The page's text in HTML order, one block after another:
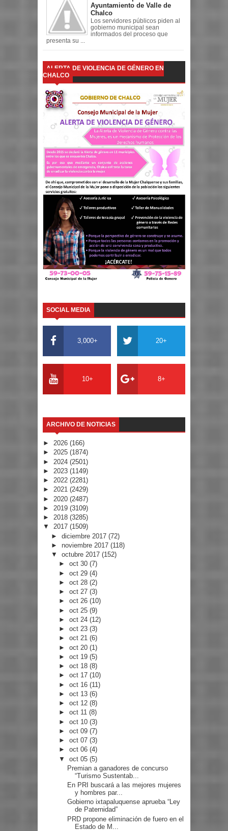
Ayuntamiento de Valle de
Chalco
Los servidores públicos piden al
gobierno municipal sean
informados del proceso que
presenta su ...
ALERTA DE VIOLENCIA DE GÉNERO EN
CHALCO
SOCIAL MEDIA
3,000+ 20+
10+ 8+
ARCHIVO DE NOTICIAS
► 2026 (166)
► 2025 (1874)
► 2024 (2501)
► 2023 (1149)
► 2022 (2281)
► 2021 (2429)
► 2020 (2487)
► 2019 (3109)
► 2018 (3285)
▼ 2017 (1509)
► diciembre 2017 (72)
► noviembre 2017 (118)
▼ octubre 2017 (152)
►oct 30(7)
►oct 29(4)
►oct 28(2)
►oct 27(3)
►oct 26(10)
►oct 25(9)
►oct 24(12)
►oct 23(3)
►oct 21(6)
►oct 20(1)
►oct 19(5)
►oct 18(8)
►oct 17(10)
►oct 16(11)
►oct 13(6)
►oct 12(8)
►oct 11(8)
►oct 10(3)
►oct 09(7)
►oct 07(3)
►oct 06(4)
▼oct 05(5)
Premian a ganadores de concurso
“Turismo Sustentab...
En PRI buscará a las mejores mujeres
y hombres par...
Gobierno ixtapaluquense aprueba “Ley
de Paternidad”
PRD propone eliminación de fuero en el
Estado de M...